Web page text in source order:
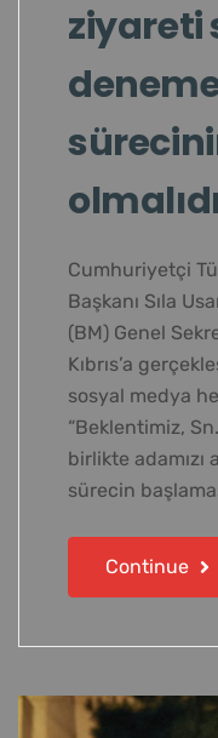
ziyareti
Cumhuriyetçi
Başkanı Sıla
(BM) Genel
Kıbrıs’a
sosyal medya
“Beklentimiz,
birlikte adamızı
sürecin
Continue